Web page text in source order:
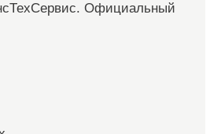
Официальный